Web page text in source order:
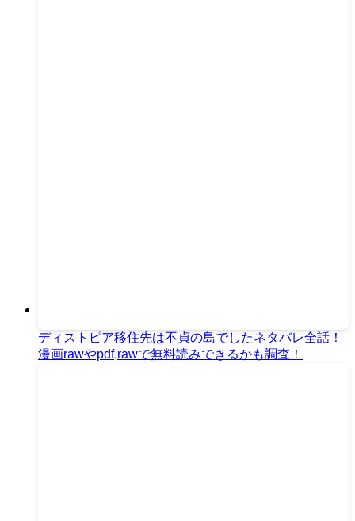
ディストピア移住先は不貞の島でしたネタバレ全話！
漫画rawやpdf,rawで無料読みできるかも調査！